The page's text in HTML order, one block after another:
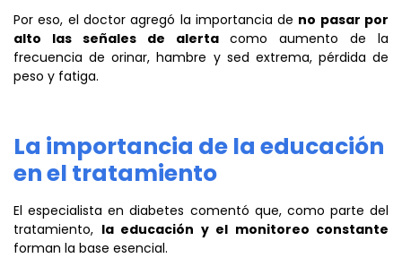
Por eso, el doctor agregó la importancia de no pasar por
alto las señales de alertacomo aumento de la
frecuencia de orinar, hambre y sed extrema, pérdida de
peso y fatiga.
La importancia de la educación
en el tratamiento
El especialista en diabetes comentó que, como parte del
tratamiento, la educación y el monitoreo constante
forman la base esencial.